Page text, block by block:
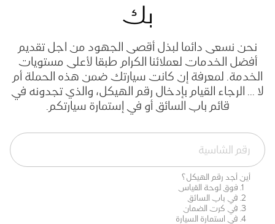
بك
نحن نسعى دائما لبذل أقصى الجهود من اجل تقديم
أفضل الخدمات لعملائنا الكرام طبقا لأعلى مستويات
الخدمة. لمعرفة إن كانت سيارتك ضمن هذه الحملة أم
لا ... الرجاء القيام بإدخال رقم الهيكل، والذي تجدونه في
قائم باب السائق أو في إستمارة سيارتكم.
أين أجد رقم الهيكل؟
فوق لوحة القياس
في باب السائق
في كرت الضمان
في استمارة السيارة